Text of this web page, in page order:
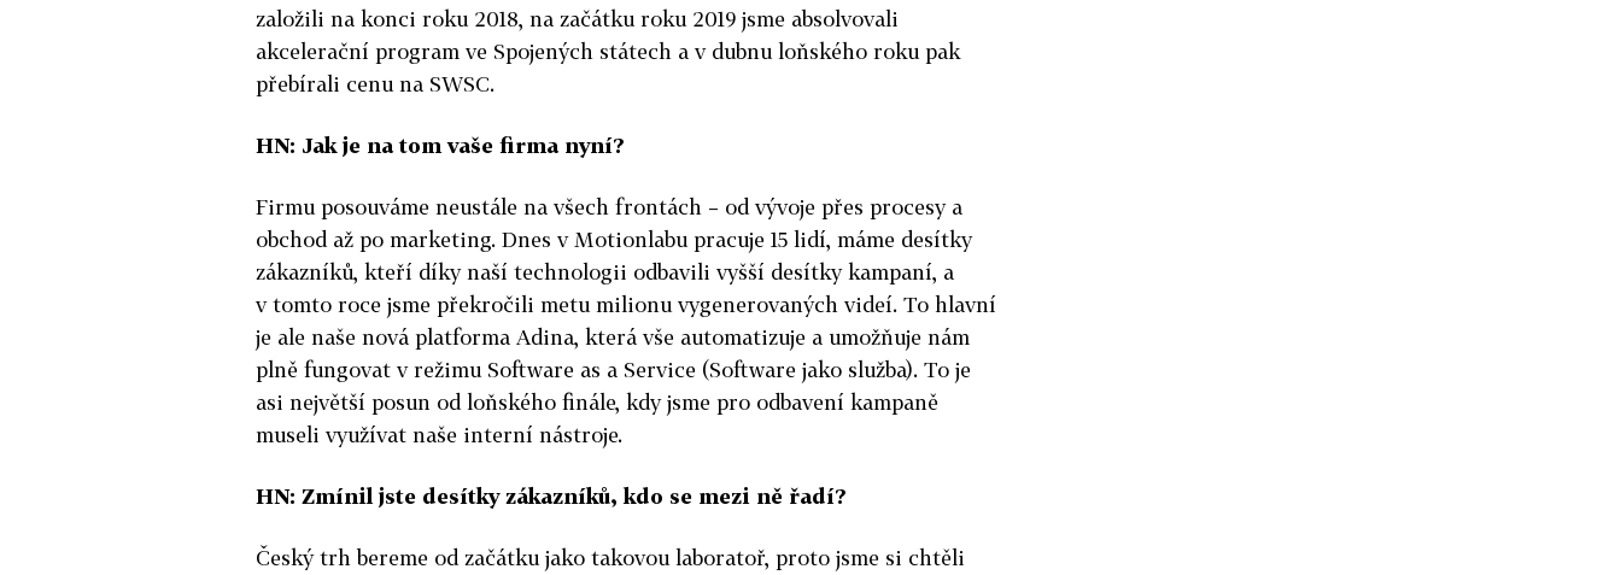
založili na konci roku 2018, na začátku roku 2019 jsme absolvovali
akcelerační program ve Spojených státech a v dubnu loňského roku pak
přebírali cenu na SWSC.
HN: Jak je na tom vaše firma nyní?
Firmu posouváme neustále na všech frontách – od vývoje přes procesy a
obchod až po marketing. Dnes v Motionlabu pracuje 15 lidí, máme desítky
zákazníků, kteří díky naší technologii odbavili vyšší desítky kampaní, a
v tomto roce jsme překročili metu milionu vygenerovaných videí. To hlavní
je ale naše nová platforma Adina, která vše automatizuje a umožňuje nám
plně fungovat v režimu Software as a Service (Software jako služba). To je
asi největší posun od loňského finále, kdy jsme pro odbavení kampaně
museli využívat naše interní nástroje.
HN: Zmínil jste desítky zákazníků, kdo se mezi ně řadí?
Český trh bereme od začátku jako takovou laboratoř, proto jsme si chtěli